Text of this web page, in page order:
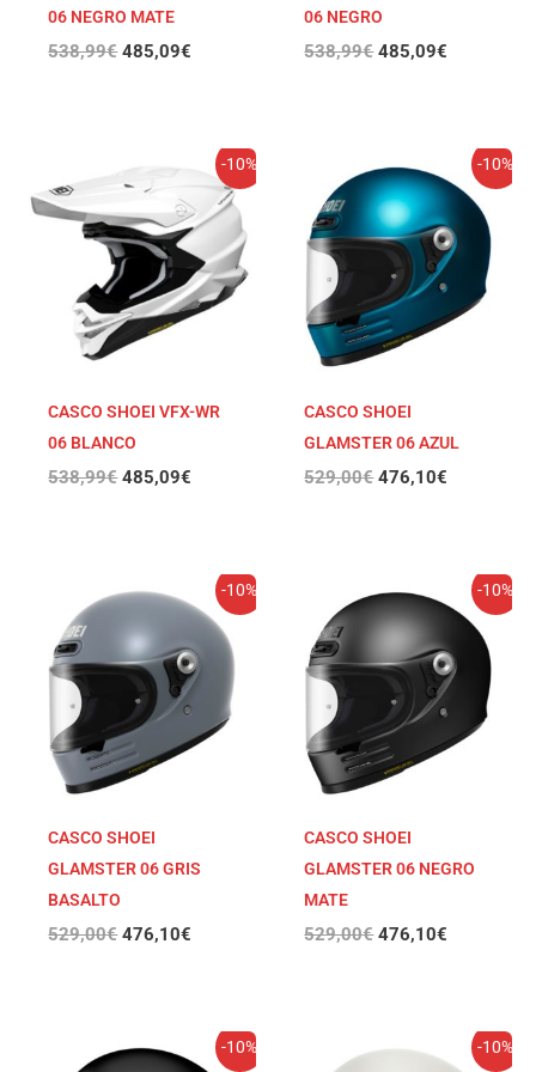
06 NEGRO MATE
538,99€ 485,09€
06 NEGRO
538,99€ 485,09€
-10%
CASCO SHOEI VFX-WR
06 BLANCO
538,99€
precio
original
era:
538,99€.
485,09€
precio
actual
es:
485,09€.
-10%
CASCO SHOEI
GLAMSTER 06 AZUL
529,00€
precio
original
era:
529,00€.
476,10€
precio
actual
es:
476,10€.
-10%
CASCO SHOEI
GLAMSTER 06 GRIS
BASALTO
529,00€
precio
original
era:
529,00€.
476,10€
precio
actual
es:
476,10€.
-10%
CASCO SHOEI
GLAMSTER 06 NEGRO
MATE
529,00€
precio
original
era:
529,00€.
476,10€
precio
actual
es:
476,10€.
-10%
precio
precio
-10%
precio